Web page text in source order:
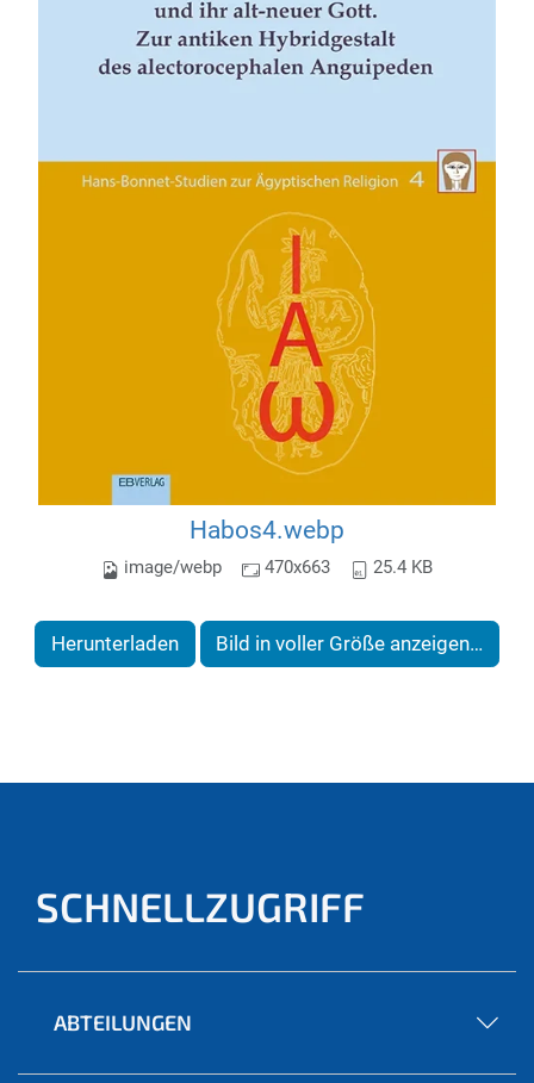
Habos4.webp
image/webp 470x663 25.4 KB
Herunterladen Bild in voller Größe anzeigen…
SCHNELLZUGRIFF
ABTEILUNGEN